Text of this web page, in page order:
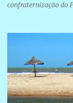
confraternização do